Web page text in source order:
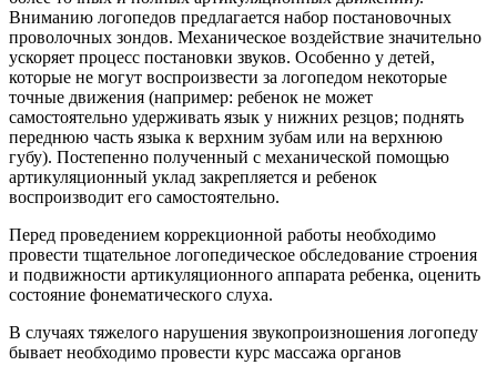
Вниманию логопедов предлагается набор постановочных
проволочных зондов. Механическое воздействие значительно
ускоряет процесс постановки звуков. Особенно у детей,
которые не могут воспроизвести за логопедом некоторые
точные движения (например: ребенок не может
самостоятельно удерживать язык у нижних резцов; поднять
переднюю часть языка к верхним зубам или на верхнюю
губу). Постепенно полученный с механической помощью
артикуляционный уклад закрепляется и ребенок
воспроизводит его самостоятельно.
Перед проведением коррекционной работы необходимо
провести тщательное логопедическое обследование строения
и подвижности артикуляционного аппарата ребенка, оценить
состояние фонематического слуха.
В случаях тяжелого нарушения звукопроизношения логопеду
бывает необходимо провести курс массажа органов